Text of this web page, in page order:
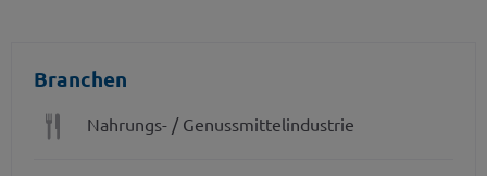
Branchen
Nahrungs- / Genussmittelindustrie